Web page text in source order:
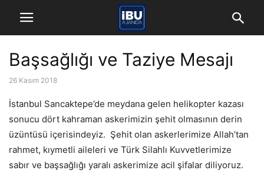
Başsağlığı ve Taziye Mesajı
26 Kasım 2018
İstanbul Sancaktepe’de meydana gelen helikopter kazası
sonucu dört kahraman askerimizin şehit olmasının derin
üzüntüsü içerisindeyiz. Şehit olan askerlerimize Allah’tan
rahmet, kıymetli aileleri ve Türk Silahlı Kuvvetlerimize
sabır ve başsağlığı yaralı askerimize acil şifalar diliyoruz.